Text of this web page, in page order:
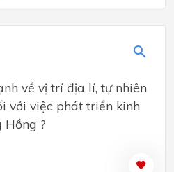
về vị trí địa lí, tự nhiên
với việc phát triển kinh
Hồng ?